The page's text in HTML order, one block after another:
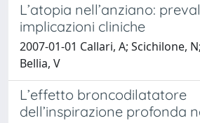
L’atopia nell’anziano:
implicazioni cliniche
2007-01-01 Callari, A; Scichilone,
Bellia, V
L’effetto broncodilatatore
dell’inspirazione profonda